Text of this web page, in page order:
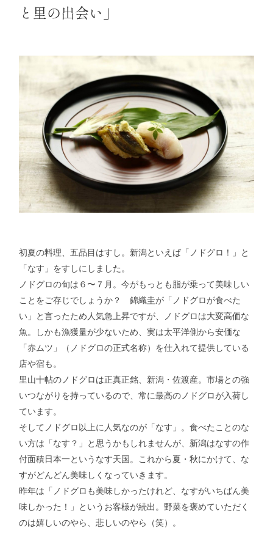
と里の出会い」
初夏の料理、五品目はすし。新潟といえば「ノドグロ！」と
「なす」をすしにしました。
ノドグロの旬は６〜７月。今がもっとも脂が乗って美味しい
ことをご存じでしょうか？ 錦織圭が「ノドグロが食べた
い」と言ったため人気急上昇ですが、ノドグロは大変高価な
魚。しかも漁獲量が少ないため、実は太平洋側から安価な
「赤ムツ」（ノドグロの正式名称）を仕入れて提供している
店や宿も。
里山十帖のノドグロは正真正銘、新潟・佐渡産。市場との強
いつながりを持っているので、常に最高のノドグロが入荷し
ています。
そしてノドグロ以上に人気なのが「なす」。食べたことのな
い方は「なす？」と思うかもしれませんが、新潟はなすの作
付面積日本一というなす天国。これから夏・秋にかけて、な
すがどんどん美味しくなっていきます。
昨年は「ノドグロも美味しかったけれど、なすがいちばん美
味しかった！」というお客様が続出。野菜を褒めていただく
のは嬉しいのやら、悲しいのやら（笑）。